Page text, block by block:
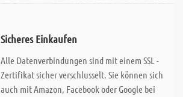
Sicheres Einkaufen
Alle Datenverbindungen sind mit einem SSL -
Zertifikat sicher verschlusselt. Sie können sich
auch mit Amazon, Facebook oder Google bei